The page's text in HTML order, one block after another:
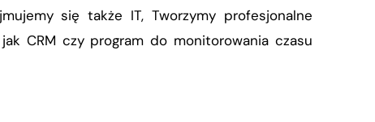
się także IT, Tworzymy profesjonalne
CRM czy program do monitorowania czasu